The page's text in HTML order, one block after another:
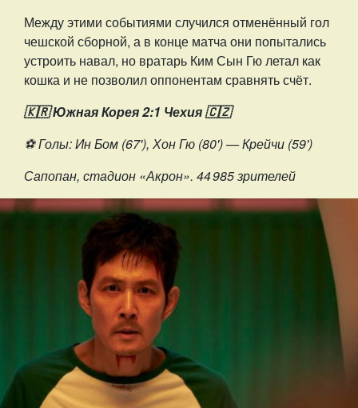
Между этими событиями случился отменённый гол
чешской сборной, а в конце матча они попытались
устроить навал, но вратарь Ким Сын Гю летал как
кошка и не позволил оппонентам сравнять счёт.
🇰🇷 Южная Корея 2:1 Чехия 🇨🇿
⚽️ Голы: Ин Бом (67'), Хон Гю (80') — Крейчи (59')
Сапопан, стадион «Акрон». 44 985 зрителей